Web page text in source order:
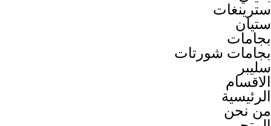
سترينغات
ستيان
بجامات
بجامات شورتات
سليبر
الاقسام
الرئيسية
من نحن